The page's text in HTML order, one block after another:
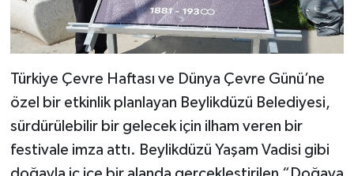
Türkiye Çevre Haftası ve Dünya Çevre Günü’ne
özel bir etkinlik planlayan Beylikdüzü Belediyesi,
sürdürülebilir bir gelecek için ilham veren bir
festivale imza attı. Beylikdüzü Yaşam Vadisi gibi